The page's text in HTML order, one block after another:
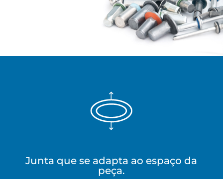
Junta que se adapta ao espaço da
peça.